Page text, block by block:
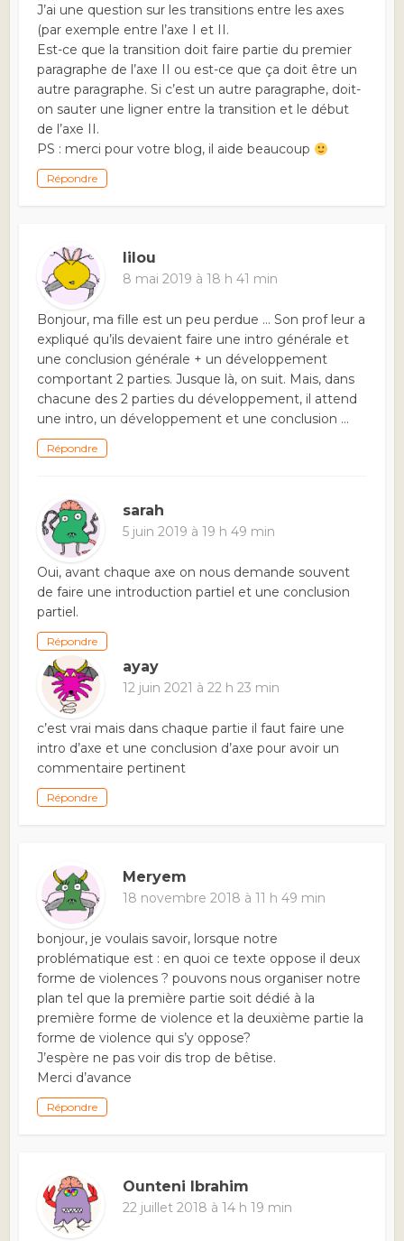
J’ai une question sur les transitions entre les axes
(par exemple entre l’axe I et II.
Est-ce que la transition doit faire partie du premier
paragraphe de l’axe II ou est-ce que ça doit être un
autre paragraphe. Si c’est un autre paragraphe, doit-
on sauter une ligner entre la transition et le début
de l’axe II.
PS : merci pour votre blog, il aide beaucoup
Répondre
lilou
8 mai 2019 à 18 h 41 min
Bonjour, ma fille est un peu perdue … Son prof leur a
expliqué qu’ils devaient faire une intro générale et
une conclusion générale + un développement
comportant 2 parties. Jusque là, on suit. Mais, dans
chacune des 2 parties du développement, il attend
une intro, un développement et une conclusion …
Répondre
sarah
5 juin 2019 à 19 h 49 min
Oui, avant chaque axe on nous demande souvent
de faire une introduction partiel et une conclusion
partiel.
Répondre
ayay
12 juin 2021 à 22 h 23 min
c’est vrai mais dans chaque partie il faut faire une
intro d’axe et une conclusion d’axe pour avoir un
commentaire pertinent
Répondre
Meryem
18 novembre 2018 à 11 h 49 min
bonjour, je voulais savoir, lorsque notre
problématique est : en quoi ce texte oppose il deux
forme de violences ? pouvons nous organiser notre
plan tel que la première partie soit dédié à la
première forme de violence et la deuxième partie la
forme de violence qui s’y oppose?
J’espère ne pas voir dis trop de bêtise.
Merci d’avance
Répondre
Ounteni Ibrahim
22 juillet 2018 à 14 h 19 min